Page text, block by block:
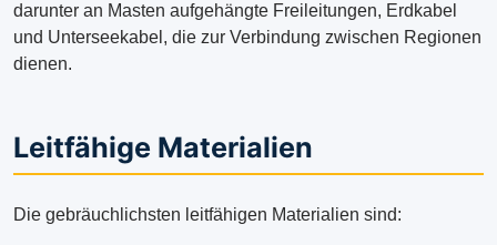
darunter an Masten aufgehängte Freileitungen, Erdkabel
und Unterseekabel, die zur Verbindung zwischen Regionen
dienen.
Leitfähige Materialien
Die gebräuchlichsten leitfähigen Materialien sind: